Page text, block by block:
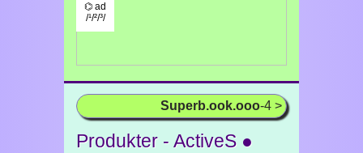
⌬ ad
/¹/²/³/
Superb.ook.ooo-4 >
Produkter - ActiveS ●